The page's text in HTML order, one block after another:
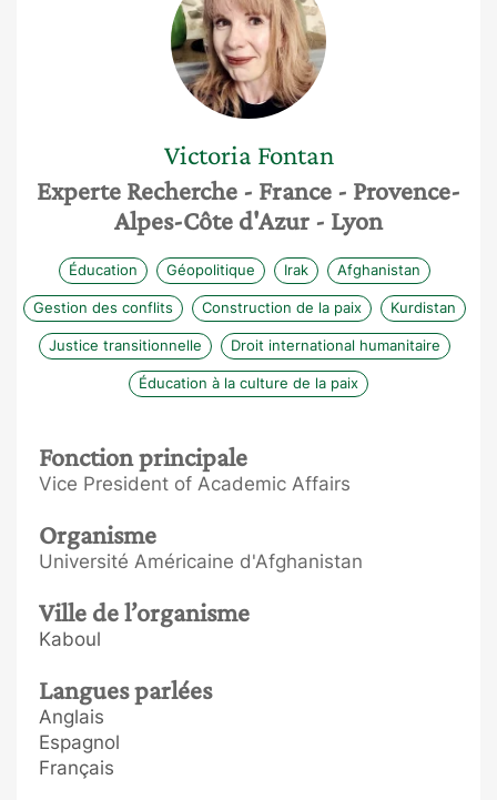
Victoria Fontan
Experte Recherche - France - Provence-
Alpes-Côte d'Azur - Lyon
Éducation Géopolitique Irak Afghanistan
Gestion des conflits Construction de la paix Kurdistan
Justice transitionnelle Droit international humanitaire
Éducation à la culture de la paix
Fonction principale
Vice President of Academic Affairs
Organisme
Université Américaine d'Afghanistan
Ville de l’organisme
Kaboul
Langues parlées
Anglais
Espagnol
Français